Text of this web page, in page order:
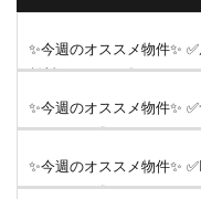
✨今週のオススメ物件✨
賃料49,000円 《おすすめ
✨今週のオススメ物件✨
55,000円 《おすすめポイ
✨今週のオススメ物件✨
60,000円 《おすすめポイ